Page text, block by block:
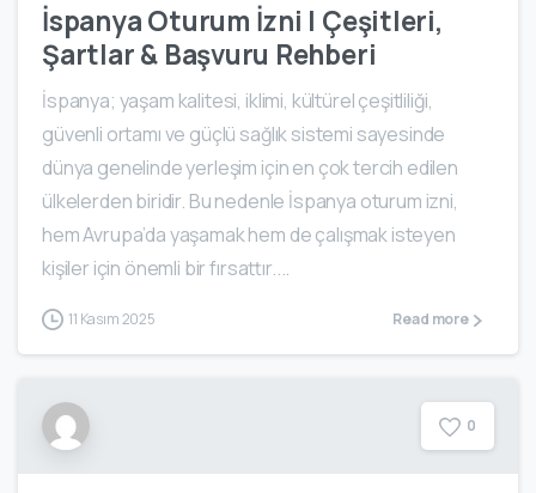
İspanya Oturum İzni | Çeşitleri,
Şartlar & Başvuru Rehberi
İspanya; yaşam kalitesi, iklimi, kültürel çeşitliliği,
güvenli ortamı ve güçlü sağlık sistemi sayesinde
dünya genelinde yerleşim için en çok tercih edilen
ülkelerden biridir. Bu nedenle İspanya oturum izni,
hem Avrupa’da yaşamak hem de çalışmak isteyen
kişiler için önemli bir fırsattır....
11 Kasım 2025 Read more
0